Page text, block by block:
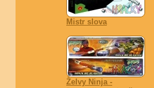
Mistr slova
Želvy Ninja -